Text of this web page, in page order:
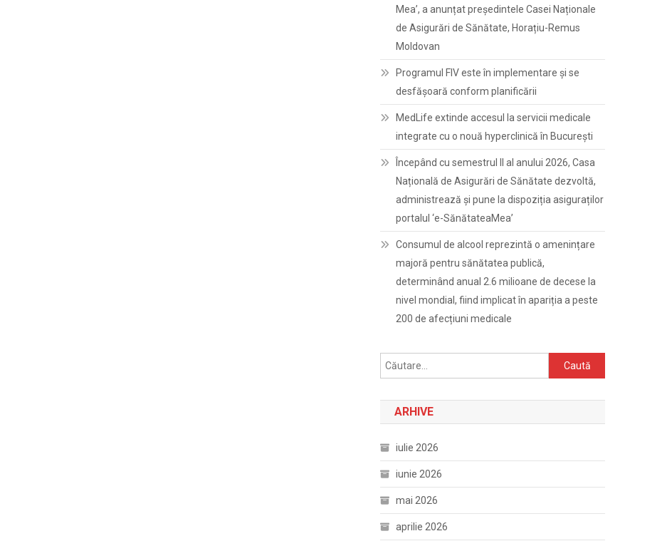
Mea’, a anunțat președintele Casei Naționale
de Asigurări de Sănătate, Horațiu-Remus
Moldovan
Programul FIV este în implementare și se
desfășoară conform planificării
MedLife extinde accesul la servicii medicale
integrate cu o nouă hyperclinică în București
Începând cu semestrul II al anului 2026, Casa
Națională de Asigurări de Sănătate dezvoltă,
administrează și pune la dispoziția asiguraților
portalul ‘e-SănătateaMea’
Consumul de alcool reprezintă o amenințare
majoră pentru sănătatea publică,
determinând anual 2.6 milioane de decese la
nivel mondial, fiind implicat în apariția a peste
200 de afecțiuni medicale
Caută
după:
ARHIVE
iulie 2026
iunie 2026
mai 2026
aprilie 2026